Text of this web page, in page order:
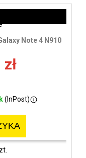
Note 4 N910
(InPost)